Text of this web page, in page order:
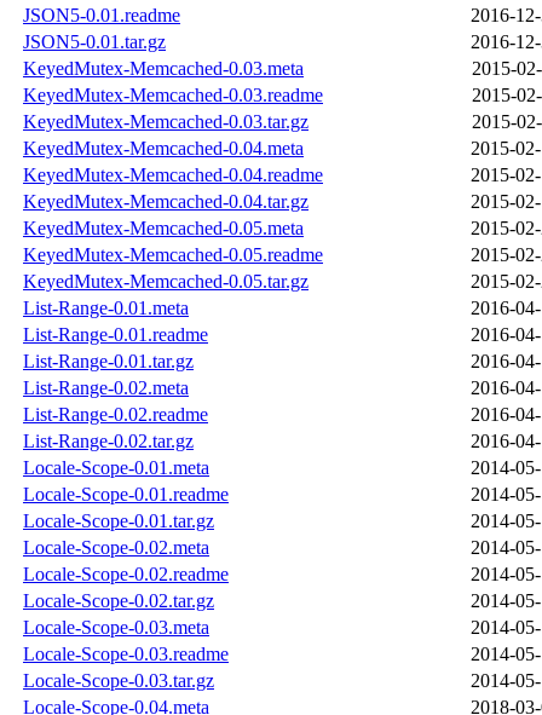
JSON5-0.01.readme
2016-
JSON5-0.01.tar.gz
2016-
KeyedMutex-Memcached-0.03.meta
2015-
KeyedMutex-Memcached-0.03.readme
2015-
KeyedMutex-Memcached-0.03.tar.gz
2015-
KeyedMutex-Memcached-0.04.meta
2015-
KeyedMutex-Memcached-0.04.readme
2015-
KeyedMutex-Memcached-0.04.tar.gz
2015-
KeyedMutex-Memcached-0.05.meta
2015-
KeyedMutex-Memcached-0.05.readme
2015-
KeyedMutex-Memcached-0.05.tar.gz
2015-
List-Range-0.01.meta
2016-
List-Range-0.01.readme
2016-
List-Range-0.01.tar.gz
2016-
List-Range-0.02.meta
2016-
List-Range-0.02.readme
2016-
List-Range-0.02.tar.gz
2016-
Locale-Scope-0.01.meta
2014-
Locale-Scope-0.01.readme
2014-
Locale-Scope-0.01.tar.gz
2014-
Locale-Scope-0.02.meta
2014-
Locale-Scope-0.02.readme
2014-
Locale-Scope-0.02.tar.gz
2014-
Locale-Scope-0.03.meta
2014-
Locale-Scope-0.03.readme
2014-
Locale-Scope-0.03.tar.gz
2014-
Locale-Scope-0.04.meta
2018-